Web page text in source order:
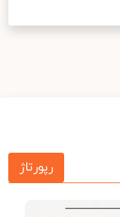
رپورتاژ